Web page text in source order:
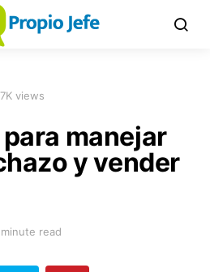
views
manejar
y vender
read